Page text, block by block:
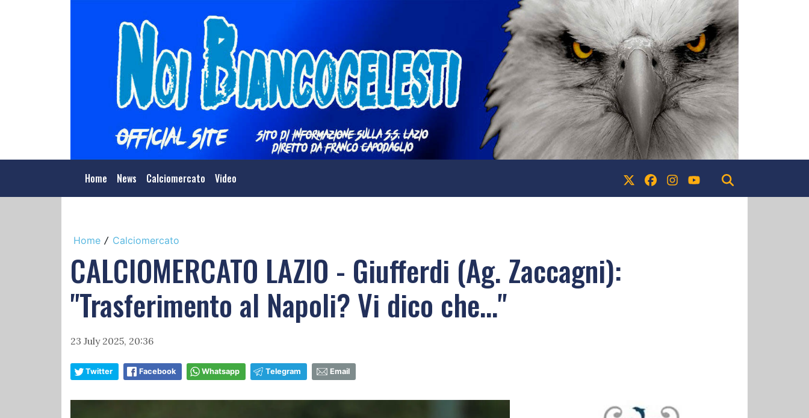
Home News Calciomercato Video
Home / Calciomercato
CALCIOMERCATO LAZIO - Giufferdi (Ag. Zaccagni):
"Trasferimento al Napoli? Vi dico che..."
23 July 2025, 20:36
Twitter Facebook Whatsapp Telegram Email